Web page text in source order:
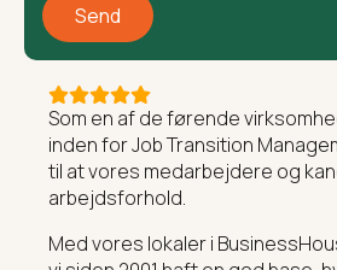
Send
Som en af de førende
inden for Job Transition
til at vores medarbejdere og
arbejdsforhold.
Med vores lokaler i